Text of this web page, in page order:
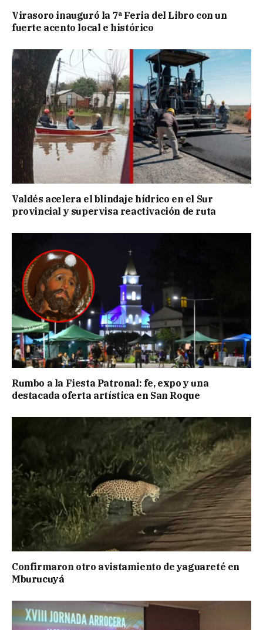
Virasoro inauguró la 7ª Feria del Libro con un
fuerte acento local e histórico
Valdés acelera el blindaje hídrico en el Sur
provincial y supervisa reactivación de ruta
Rumbo a la Fiesta Patronal: fe, expo y una
destacada oferta artística en San Roque
Confirmaron otro avistamiento de yaguareté en
Mburucuyá